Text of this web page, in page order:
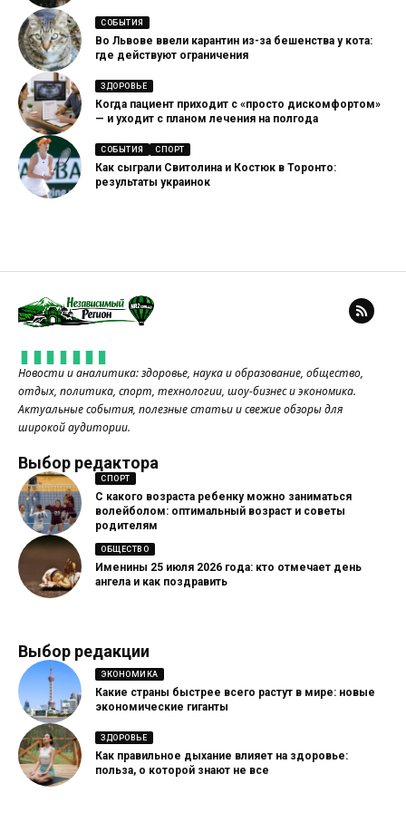
СОБЫТИЯ
Во Львове ввели карантин из-за бешенства у кота:
где действуют ограничения
ЗДОРОВЬЕ
Когда пациент приходит с «просто дискомфортом»
— и уходит с планом лечения на полгода
СОБЫТИЯ СПОРТ
Как сыграли Свитолина и Костюк в Торонто:
результаты украинок
Новости и аналитика: здоровье, наука и образование, общество,
отдых, политика, спорт, технологии, шоу-бизнес и экономика.
Актуальные события, полезные статьи и свежие обзоры для
широкой аудитории.
Выбор редактора
СПОРТ
С какого возраста ребенку можно заниматься
волейболом: оптимальный возраст и советы
родителям
ОБЩЕСТВО
Именины 25 июля 2026 года: кто отмечает день
ангела и как поздравить
Выбор редакции
ЭКОНОМИКА
Какие страны быстрее всего растут в мире: новые
экономические гиганты
ЗДОРОВЬЕ
Как правильное дыхание влияет на здоровье:
польза, о которой знают не все